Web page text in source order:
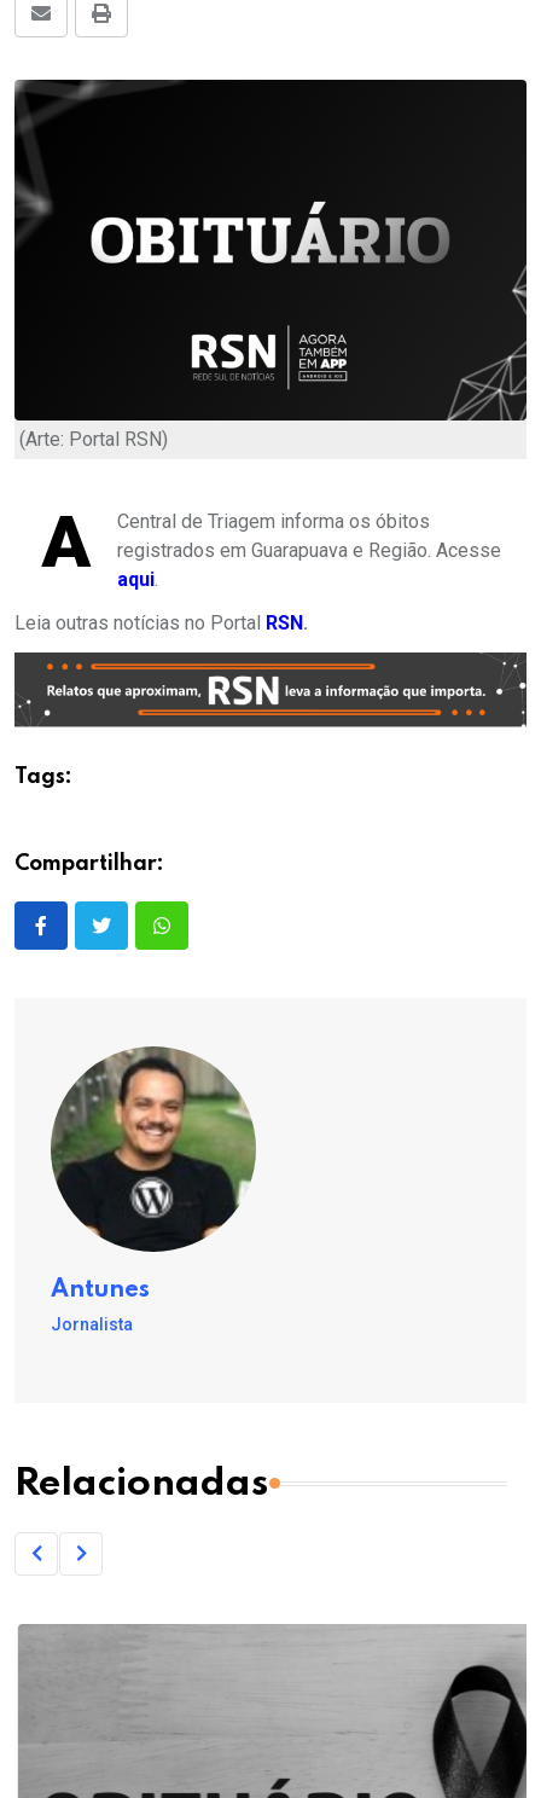
(Arte: Portal RSN)
A
Central de Triagem informa os óbitos
registrados em Guarapuava e Região. Acesse
aqui
Leia outras notícias no Portal RSN.
Tags:
Compartilhar:
Antunes
Jornalista
Relacionadas